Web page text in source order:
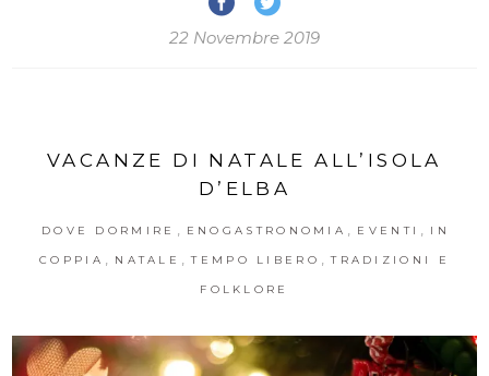
22 Novembre 2019
VACANZE DI NATALE ALL’ISOLA
D’ELBA
DOVE DORMIRE , ENOGASTRONOMIA , EVENTI , IN
COPPIA , NATALE , TEMPO LIBERO , TRADIZIONI E
FOLKLORE